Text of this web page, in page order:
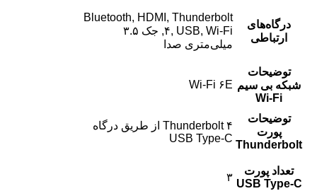
درگاه‌های
ارتباطی
Bluetooth, HDMI, Thunderbolt
۴, USB, Wi-Fi, جک ۳.۵
میلی‌متری صدا
توضیحات
شبکه بی سیم
Wi-Fi
Wi-Fi ۶E
توضیحات
پورت
Thunderbolt
Thunderbolt ۴ از طریق درگاه
USB Type-C
تعداد پورت
USB Type-C
۳